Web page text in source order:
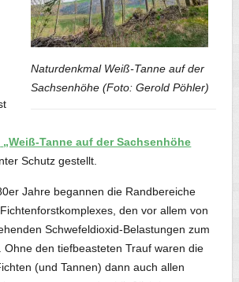
Naturdenkmal Weiß-Tanne auf der
Sachsenhöhe (Foto: Gerold Pöhler)
„Weiß-Tanne auf der Sachsenhöhe
Schutz gestellt.
Jahre begannen die Randbereiche
den vor allem von
Schwefeldioxid-Belastungen zum
Ohne den tiefbeasteten Trauf waren die
(und Tannen) dann auch allen